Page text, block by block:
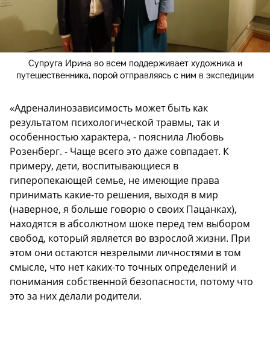
Супруга Ирина во всем поддерживает художника и
путешественника, порой отправляясь с ним в экспедиции
«Адреналинозависимость может быть как
результатом психологической травмы, так и
особенностью характера, - пояснила Любовь
Розенберг. - Чаще всего это даже совпадает. К
примеру, дети, воспитывающиеся в
гиперопекающей семье, не имеющие права
принимать какие-то решения, выходя в мир
(наверное, я больше говорю о своих Пацанках),
находятся в абсолютном шоке перед тем выбором
свобод, который является во взрослой жизни. При
этом они остаются незрелыми личностями в том
смысле, что нет каких-то точных определений и
понимания собственной безопасности, потому что
это за них делали родители.